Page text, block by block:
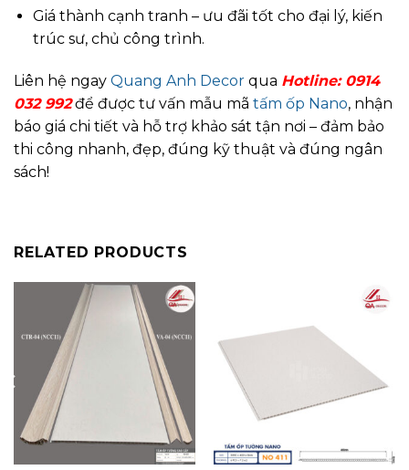
Giá thành cạnh tranh – ưu đãi tốt cho đại lý, kiến
trúc sư, chủ công trình.
Liên hệ ngay Quang Anh Decor qua Hotline: 0914
032 992để được tư vấn mẫu mã tấm ốp Nano, nhận
báo giá chi tiết và hỗ trợ khảo sát tận nơi – đảm bảo
thi công nhanh, đẹp, đúng kỹ thuật và đúng ngân
sách!
RELATED PRODUCTS